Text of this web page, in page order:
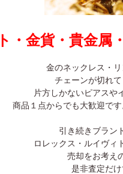
・金貨・貴金属
金のネックレス・
チェーンが切れ
片方しかないピアスや
商品１点からでも大歓迎で
引き続きブラン
ロレックス・ルイヴィ
売却をお考え
是非査定だけ